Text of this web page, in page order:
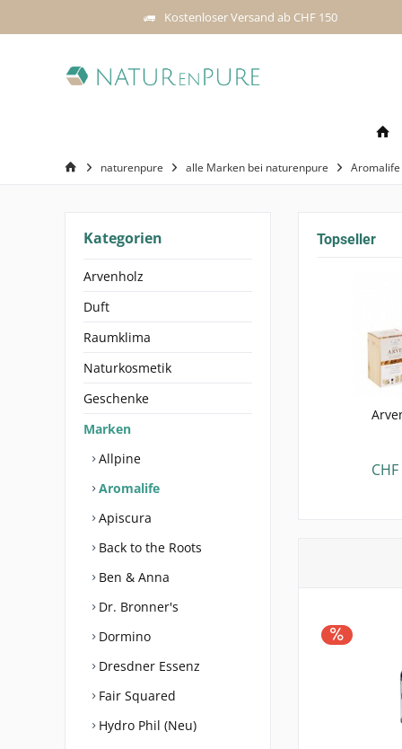
Kostenloser Versand ab CHF 150
naturenpure alle Marken bei naturenpure Aromalife
Kategorien
Arvenholz
Duft
Raumklima
Naturkosmetik
Geschenke
Marken
Allpine
Aromalife
Apiscura
Back to the Roots
Ben & Anna
Dr. Bronner's
Dormino
Dresdner Essenz
Fair Squared
Hydro Phil (Neu)
Topseller